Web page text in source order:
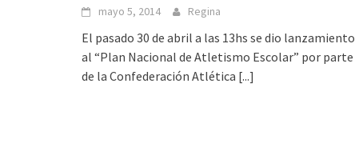
mayo 5, 2014 Regina
El pasado 30 de abril a las 13hs se dio lanzamiento
al “Plan Nacional de Atletismo Escolar” por parte
de la Confederación Atlética [...]